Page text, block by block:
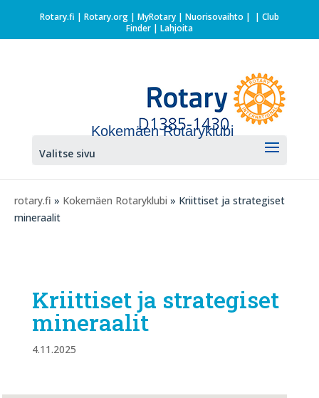
Rotary.fi | Rotary.org| MyRotary | Nuorisovaihto | | Club
Finder| Lahjoita
Kokemäen Rotaryklubi
Valitse sivu
rotary.fi » Kokemäen Rotaryklubi » Kriittiset ja strategiset
mineraalit
Kriittiset ja strategiset
mineraalit
4.11.2025